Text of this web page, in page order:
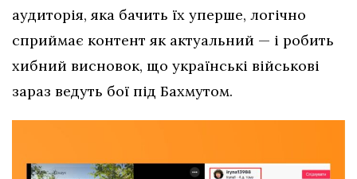
аудиторія, яка бачить їх уперше, логічно
сприймає контент як актуальний — і робить
хибний висновок, що українські військові
зараз ведуть бої під Бахмутом.